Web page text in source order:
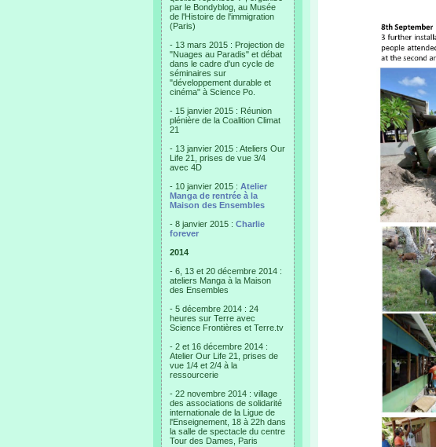
par le Bondyblog, au Musée
de l'Histoire de l'immigration
(Paris)
- 13 mars 2015 : Projection de
"Nuages au Paradis" et débat
dans le cadre d'un cycle de
séminaires sur
"développement durable et
cinéma" à Science Po.
- 15 janvier 2015 : Réunion
plénière de la Coalition Climat
21
- 13 janvier 2015 : Ateliers Our
Life 21, prises de vue 3/4
avec 4D
- 10 janvier 2015 : Atelier
Manga de rentrée à la
Maison des Ensembles
- 8 janvier 2015 : Charlie
forever
2014
- 6, 13 et 20 décembre 2014 :
ateliers Manga à la Maison
des Ensembles
- 5 décembre 2014 : 24
heures sur Terre avec
Science Frontières et Terre.tv
- 2 et 16 décembre 2014 :
Atelier Our Life 21, prises de
vue 1/4 et 2/4 à la
ressourcerie
- 22 novembre 2014 : village
des associations de solidarité
internationale de la Ligue de
l'Enseignement, 18 à 22h dans
la salle de spectacle du centre
Tour des Dames, Paris